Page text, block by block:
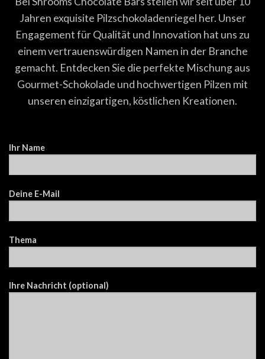
Jahren exquisite Pilzschokoladenriegel her. Unser
Engagement für Qualität und Innovation hat uns zu
einem vertrauenswürdigen Namen in der Branche
gemacht. Entdecken Sie die perfekte Mischung aus
Gourmet-Schokolade und hochwertigen Pilzen mit
unseren einzigartigen, köstlichen Kreationen.
Ihr Name
Deine E-Mail
Thema
Ihre Nachricht (optional)